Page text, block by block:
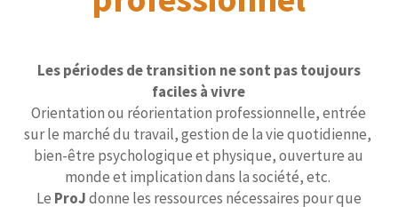
Les périodes de transition ne sont pas toujours
faciles à vivre
Orientation ou réorientation professionnelle, entrée
sur le marché du travail, gestion de la vie quotidienne,
bien-être psychologique et physique, ouverture au
monde et implication dans la société, etc.
Le ProJdonne les ressources nécessaires pour que